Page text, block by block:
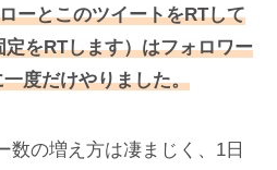
ーとこのツイートをRTして
をRTします）はフォロワー
度だけやりました。
数の増え方は凄まじく、1日